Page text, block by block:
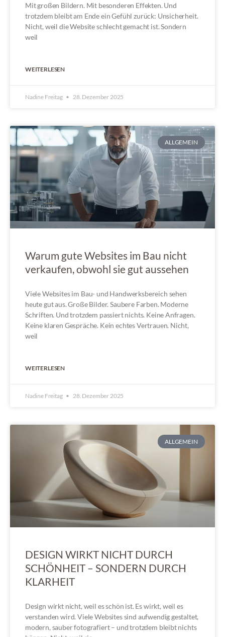
Mit großen Bildern. Mit besonderen Effekten. Und
trotzdem bleibt am Ende ein Gefühl zurück: Unsicherheit.
Nicht, weil die Website schlecht gemacht ist. Sondern
weil
WEITERLESEN
Nadine Freitag 28. Dezember 2025
ALLGEMEIN
Warum gute Websites im Bau nicht
verkaufen, obwohl sie gut aussehen
Viele Websites im Bau- und Handwerksbereich sehen
heute gut aus. Große Bilder. Saubere Farben. Moderne
Schriften. Und trotzdem passiert nichts. Keine Anfragen.
Keine klaren Gespräche. Kein echtes Vertrauen. Nicht,
weil
WEITERLESEN
Nadine Freitag 28. Dezember 2025
ALLGEMEIN
DESIGN WIRKT NICHT DURCH
SCHÖNHEIT – SONDERN DURCH
KLARHEIT
Design wirkt nicht, weil es schön ist. Es wirkt, weil es
verstanden wird. Viele Websites sind aufwendig gestaltet,
modern, sauber fotografiert – und trotzdem bleibt nichts